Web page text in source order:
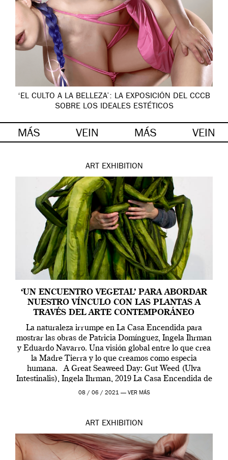
‘EL CULTO A LA BELLEZA’: LA EXPOSICIÓN DEL CCCB
SOBRE LOS IDEALES ESTÉTICOS
MÁS VEIN MÁS VEIN
ART EXHIBITION
‘UN ENCUENTRO VEGETAL’ PARA ABORDAR
NUESTRO VÍNCULO CON LAS PLANTAS A
TRAVÉS DEL ARTE CONTEMPORÁNEO
La naturaleza irrumpe en La Casa Encendida para
mostrar las obras de Patricia Domínguez, Ingela Ihrman
y Eduardo Navarro. Una visión global entre lo que crea
la Madre Tierra y lo que creamos como especia
humana. A Great Seaweed Day: Gut Weed (Ulva
Intestinalis), Ingela Ihrman, 2019 La Casa Encendida de
Madrid y la Wellcome […]
08 / 06 / 2021 — VER MÁS
ART EXHIBITION